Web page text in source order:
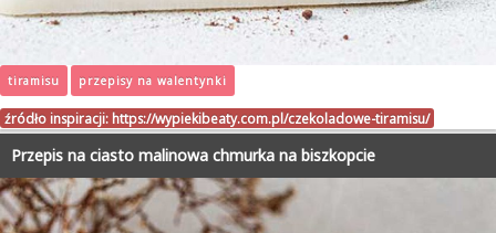
tiramisu przepisy na walentynki
źródło inspiracji: https://wypiekibeaty.com.pl/czekoladowe-tiramisu/
Przepis na ciasto malinowa chmurka na biszkopcie